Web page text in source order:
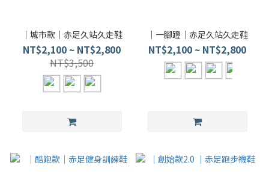
｜城市款｜赤足久站久走鞋
NT$2,100 ~ NT$2,800
NT$3,500
｜一腳蹬｜赤足久站久走鞋
NT$2,100 ~ NT$2,800